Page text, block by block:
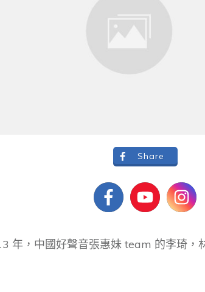
Share
年，中國好聲音張惠妹 team 的李琦，